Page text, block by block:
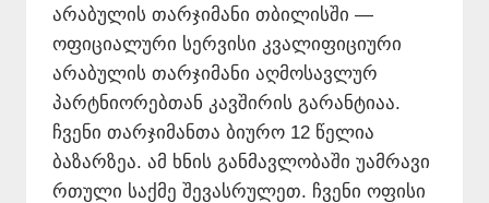
არაბულის თარჯიმანი თბილისში —
ოფიციალური სერვისი კვალიფიციური
არაბულის თარჯიმანი აღმოსავლურ
პარტნიორებთან კავშირის გარანტიაა.
ჩვენი თარჯიმანთა ბიურო 12 წელია
ბაზარზეა. ამ ხნის განმავლობაში უამრავი
რთული საქმე შევასრულეთ. ჩვენი ოფისი